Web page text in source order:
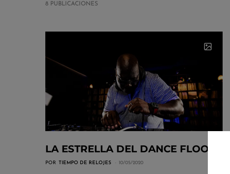
8 PUBLICACIONES
LA ESTRELLA DEL DANCE FLOOR
POR TIEMPO DE RELOJES 10/05/2020